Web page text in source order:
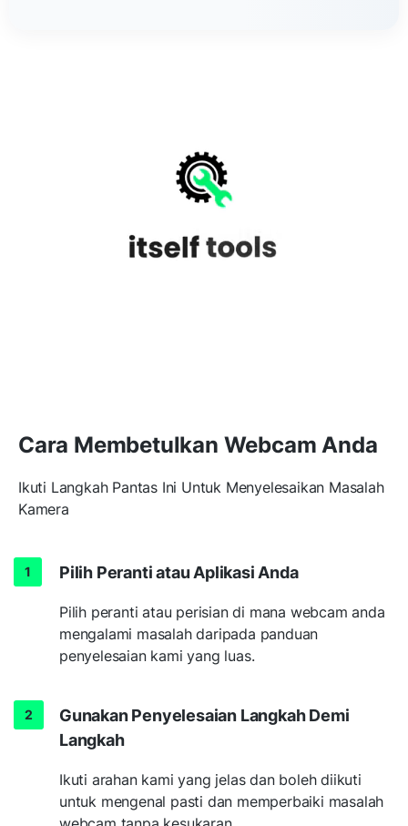
Cara Membetulkan Webcam Anda
Ikuti Langkah Pantas Ini Untuk Menyelesaikan Masalah
Kamera
Pilih Peranti atau Aplikasi Anda
Pilih peranti atau perisian di mana webcam anda
mengalami masalah daripada panduan
penyelesaian kami yang luas.
Gunakan Penyelesaian Langkah Demi
Langkah
Ikuti arahan kami yang jelas dan boleh diikuti
untuk mengenal pasti dan memperbaiki masalah